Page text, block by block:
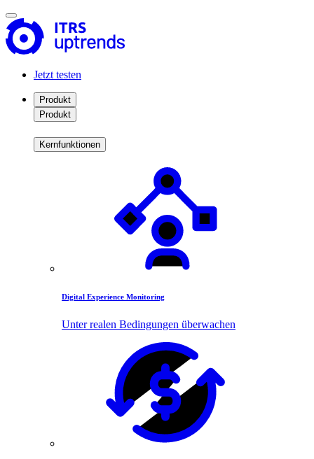
Jetzt testen
Produkt
Produkt
Kernfunktionen
Digital Experience Monitoring
Unter realen Bedingungen überwachen